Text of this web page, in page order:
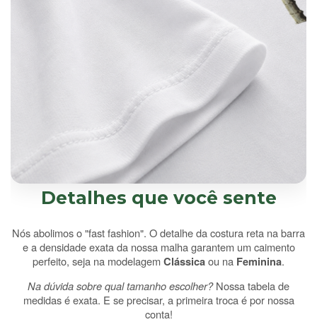
Detalhes que você sente
Nós abolimos o "fast fashion". O detalhe da costura reta na barra
e a densidade exata da nossa malha garantem um caimento
perfeito, seja na modelagemClássicaou na Feminina.
Na dúvida sobre qual tamanho escolher?Nossa tabela de
medidas é exata. E se precisar, a primeira troca é por nossa
conta!